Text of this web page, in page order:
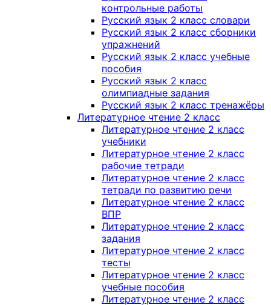
контрольные работы
Русский язык 2 класс словари
Русский язык 2 класс сборники
упражнений
Русский язык 2 класс учебные
пособия
Русский язык 2 класс
олимпиадные задания
Русский язык 2 класс тренажёры
Литературное чтение 2 класс
Литературное чтение 2 класс
учебники
Литературное чтение 2 класс
рабочие тетради
Литературное чтение 2 класс
тетради по развитию речи
Литературное чтение 2 класс
ВПР
Литературное чтение 2 класс
задания
Литературное чтение 2 класс
тесты
Литературное чтение 2 класс
учебные пособия
Литературное чтение 2 класс